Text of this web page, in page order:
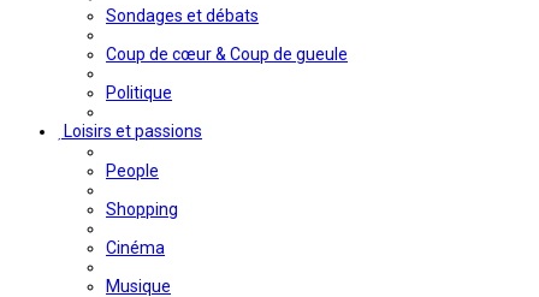
Sondages et débats
Coup de cœur & Coup de gueule
Politique
Loisirs et passions
People
Shopping
Cinéma
Musique